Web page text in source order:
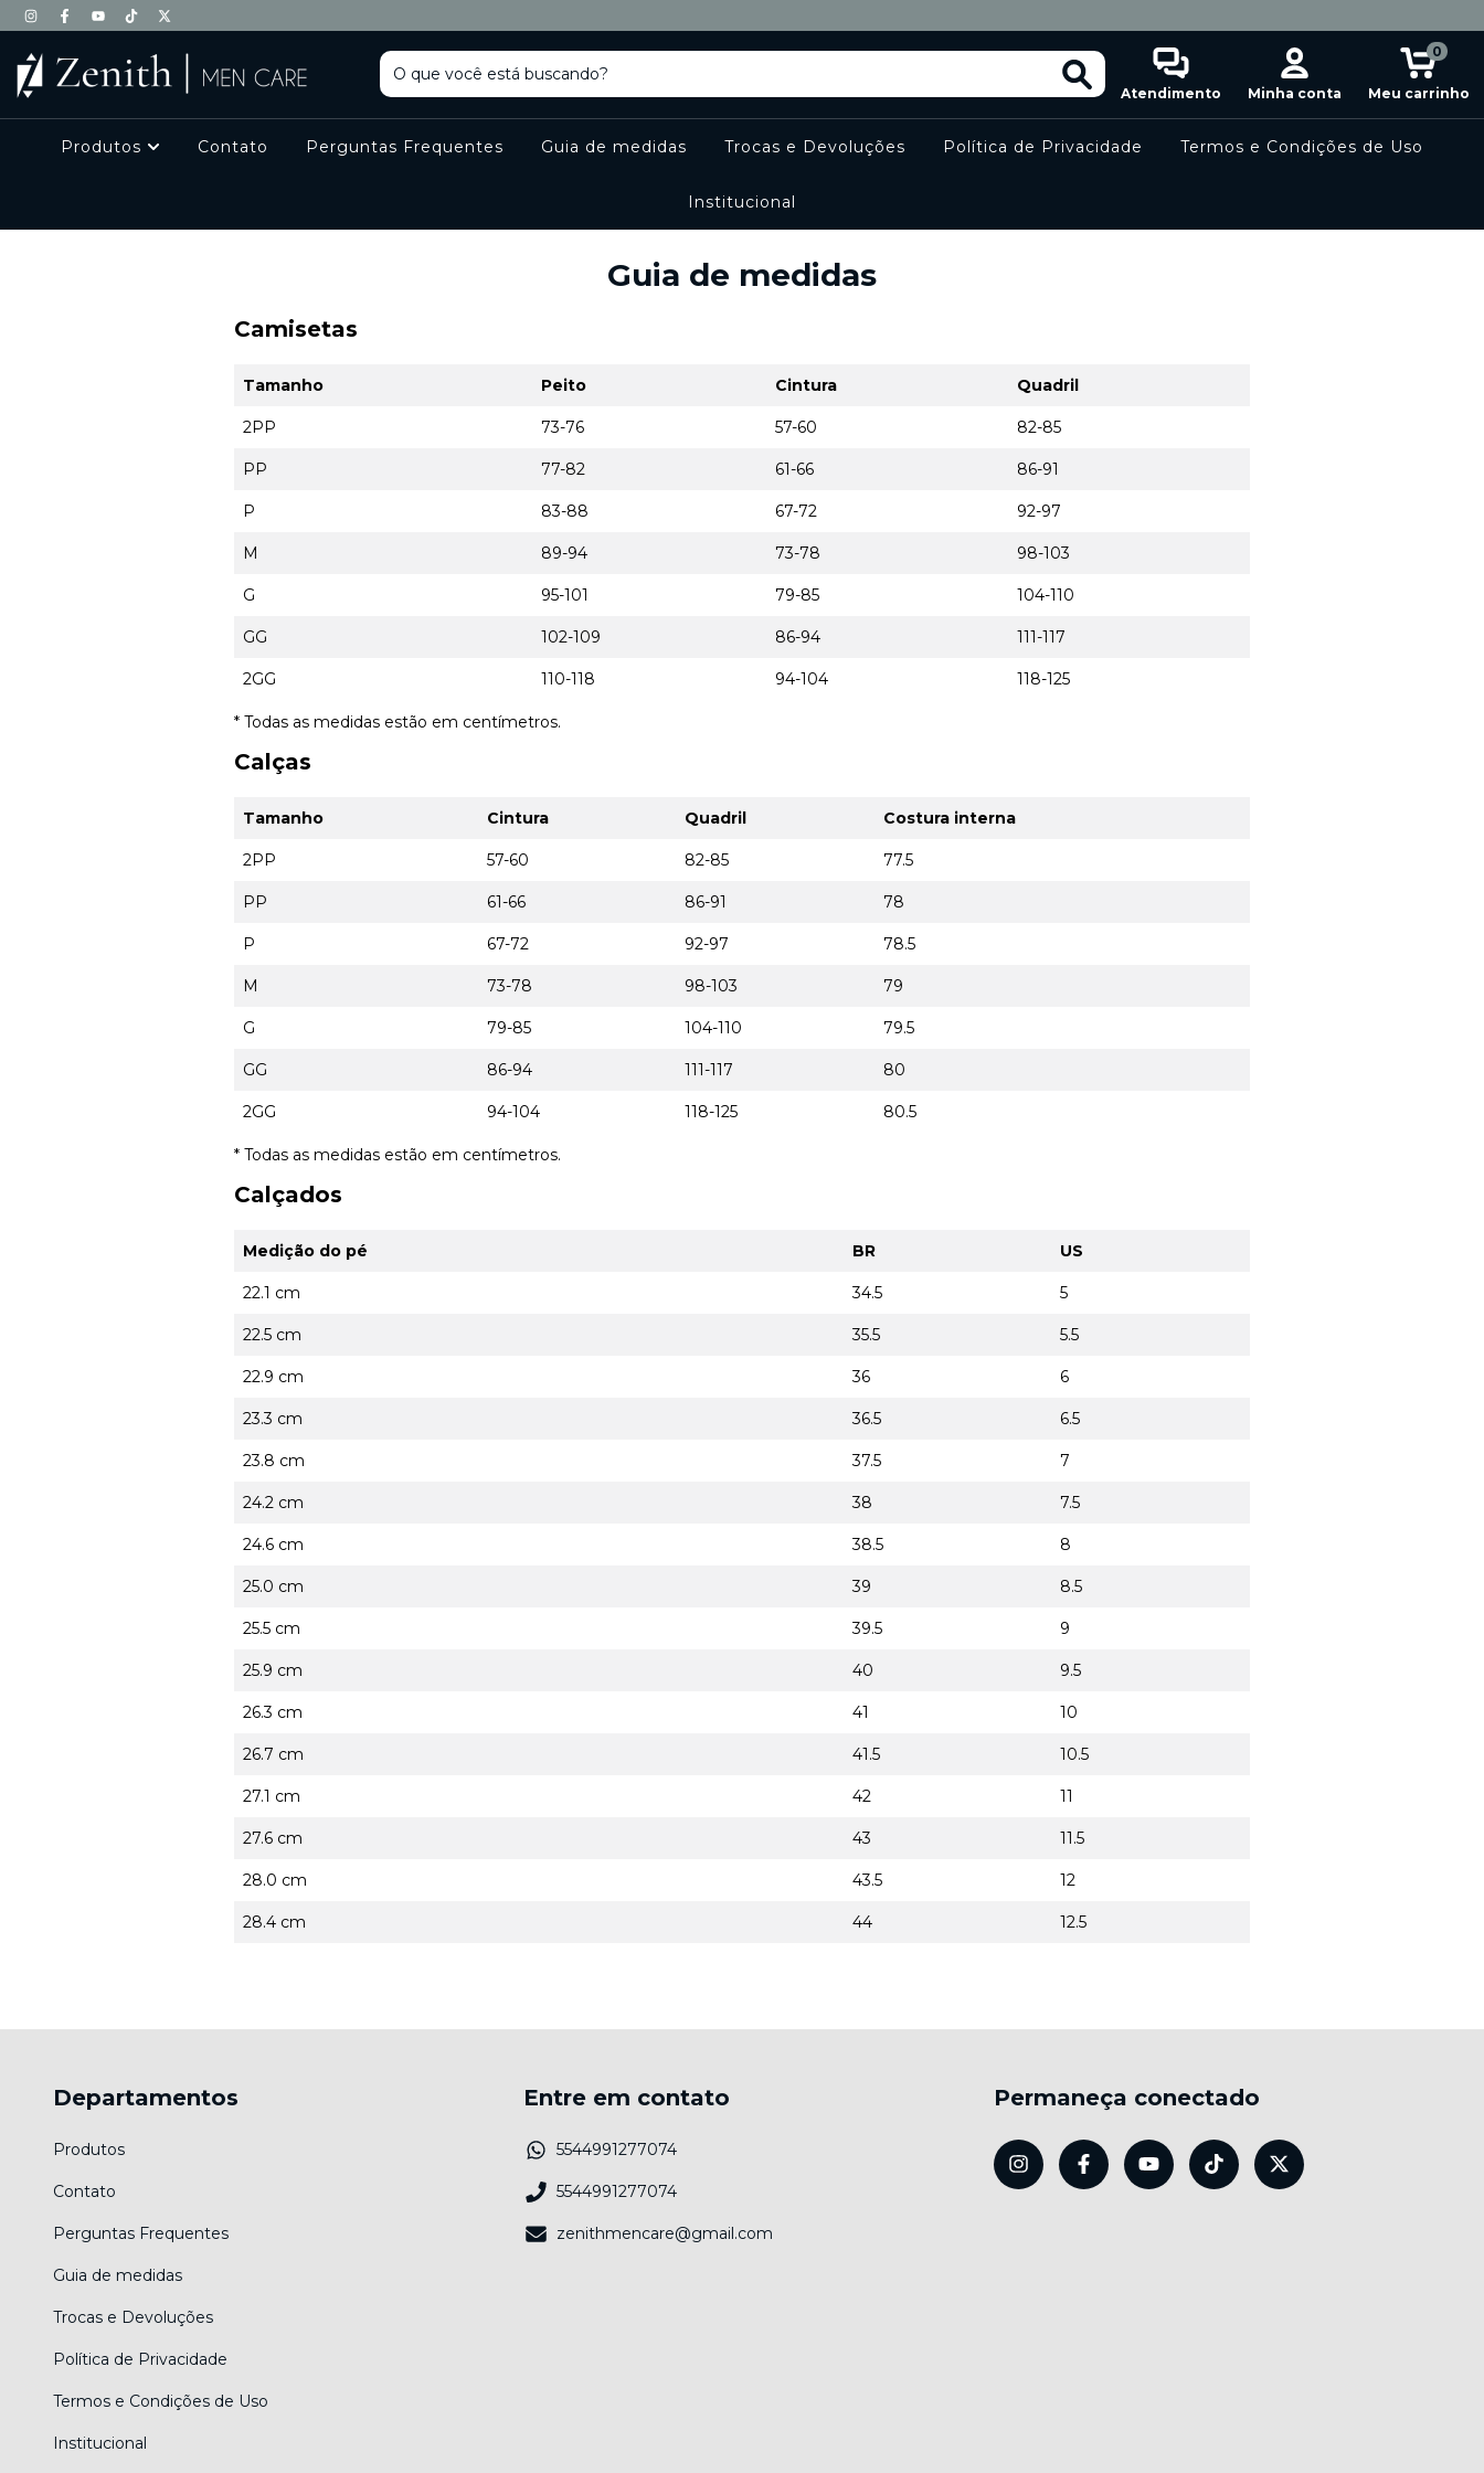
Atendimento Minha conta Meu carrinho
0
Produtos Contato Perguntas Frequentes Guia de medidas Trocas e Devoluções Política de Privacidade Termos e Condições de Uso
Institucional
Guia de medidas
Camisetas
Tamanho Peito Cintura Quadril
2PP 73-76 57-60 82-85
PP 77-82 61-66 86-91
P 83-88 67-72 92-97
M 89-94 73-78 98-103
G 95-101 79-85 104-110
GG 102-109 86-94 111-117
2GG 110-118 94-104 118-125
* Todas as medidas estão em centímetros.
Calças
Tamanho Cintura Quadril Costura interna
2PP 57-60 82-85 77.5
PP 61-66 86-91 78
P 67-72 92-97 78.5
M 73-78 98-103 79
G 79-85 104-110 79.5
GG 86-94 111-117 80
2GG 94-104 118-125 80.5
* Todas as medidas estão em centímetros.
Calçados
Medição do pé BR US
22.1 cm 34.5 5
22.5 cm 35.5 5.5
22.9 cm 36 6
23.3 cm 36.5 6.5
23.8 cm 37.5 7
24.2 cm 38 7.5
24.6 cm 38.5 8
25.0 cm 39 8.5
25.5 cm 39.5 9
25.9 cm 40 9.5
26.3 cm 41 10
26.7 cm 41.5 10.5
27.1 cm 42 11
27.6 cm 43 11.5
28.0 cm 43.5 12
28.4 cm 44 12.5
Departamentos
Produtos
Contato
Perguntas Frequentes
Guia de medidas
Trocas e Devoluções
Política de Privacidade
Termos e Condições de Uso
Institucional
Entre em contato
5544991277074
5544991277074
zenithmencare@gmail.com
Permaneça conectado